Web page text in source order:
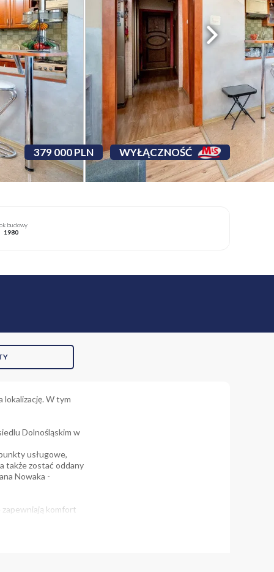
379 000 PLN WYŁĄCZNOŚĆ
budowy
1980
lokalizację. W tym
Dolnośląskim w
usługowe,
także zostać oddany
Nowaka -
komfort